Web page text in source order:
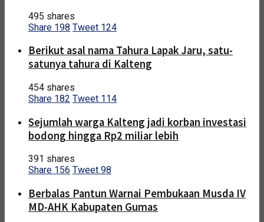
495 shares
Share 198 Tweet 124
Berikut asal nama Tahura Lapak Jaru, satu-
satunya tahura di Kalteng
454 shares
Share 182 Tweet 114
Sejumlah warga Kalteng jadi korban investasi
bodong hingga Rp2 miliar lebih
391 shares
Share 156 Tweet 98
Berbalas Pantun Warnai Pembukaan Musda IV
MD-AHK Kabupaten Gumas